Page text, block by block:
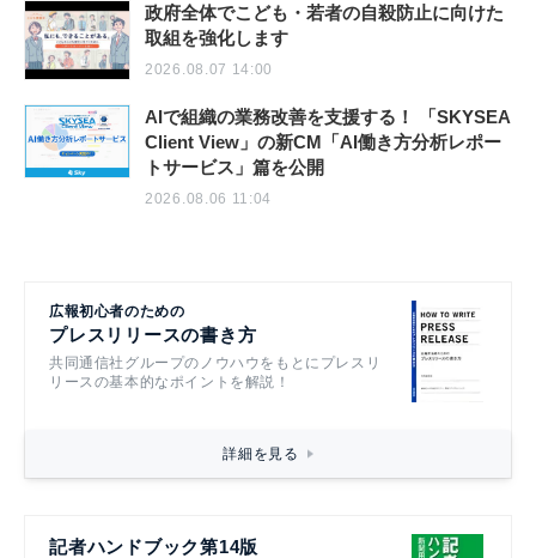
政府全体でこども・若者の自殺防止に向けた
取組を強化します
2026.08.07 14:00
AIで組織の業務改善を支援する！ 「SKYSEA
Client View」の新CM「AI働き方分析レポー
トサービス」篇を公開
2026.08.06 11:04
広報初心者のための
プレスリリースの書き方
共同通信社グループのノウハウをもとにプレスリ
リースの基本的なポイントを解説！
詳細を見る
記者ハンドブック第14版